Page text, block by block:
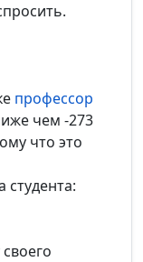
профессор
чем -273
что это
студента: